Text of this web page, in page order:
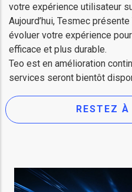
votre expérience utilisateur
Aujourd’hui, Tesmec
évoluer votre expérience
efficace et plus durable.
Teo est en amélioration
services seront bientôt
RESTEZ À